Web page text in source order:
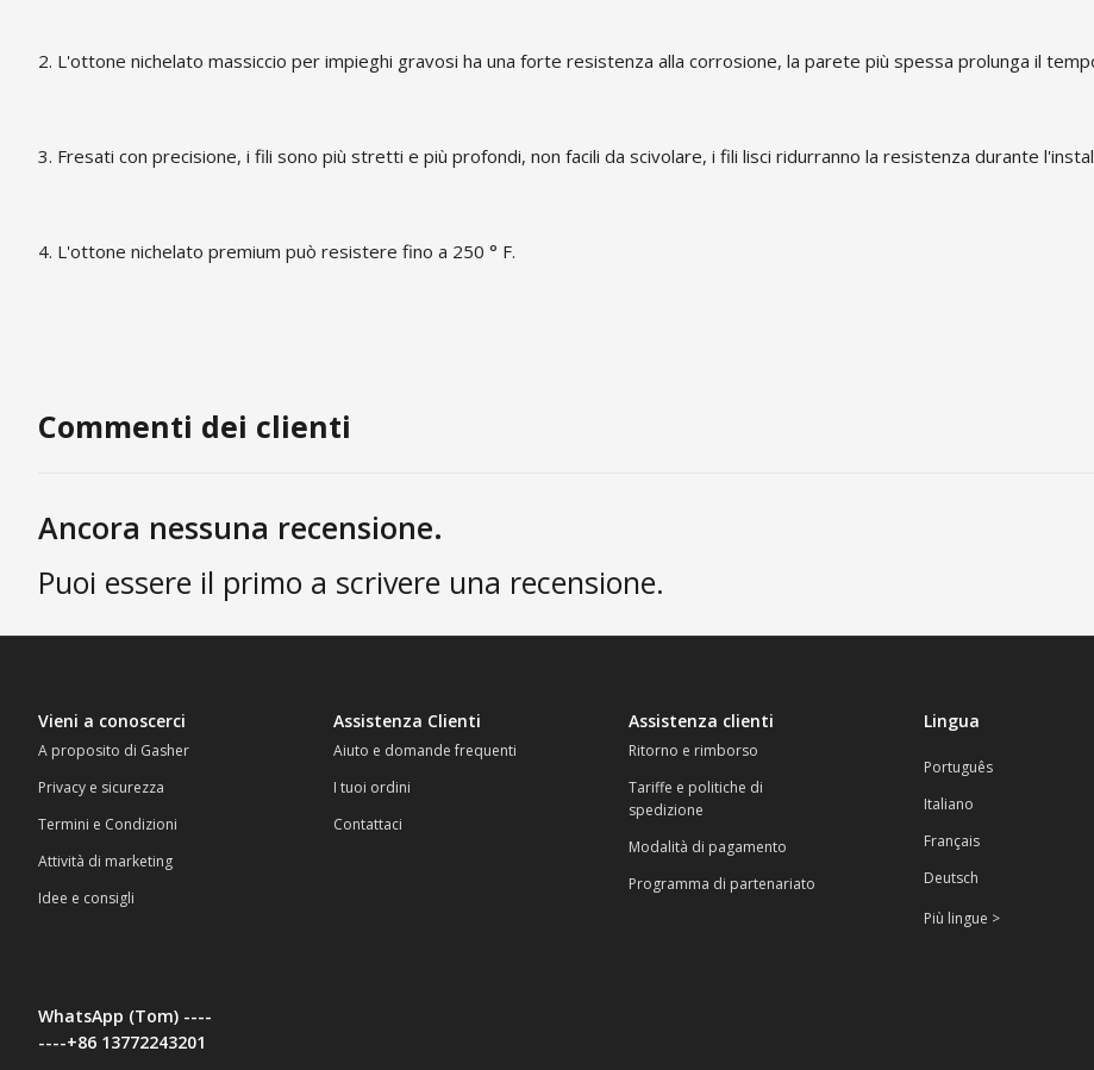
2. L'ottone nichelato massiccio per impieghi gravosi ha una forte resistenza alla corrosione, la parete più spessa prolunga il
3. Fresati con precisione, i fili sono più stretti e più profondi, non facili da scivolare, i fili lisci ridurranno la resistenza durante
4. L'ottone nichelato premium può resistere fino a 250 ° F.
Commenti dei clienti
Ancora nessuna recensione.
Puoi essere il primo a scrivere una recensione.
Vieni a conoscerci
A proposito di Gasher
Privacy e sicurezza
Termini e Condizioni
Attività di marketing
Idee e consigli
Assistenza Clienti
Aiuto e domande frequenti
I tuoi ordini
Contattaci
Assistenza clienti
Ritorno e rimborso
Tariffe e politiche di
spedizione
Modalità di pagamento
Programma di partenariato
Lingua
Português
Italiano
Français
Deutsch
Più lingue >
WhatsApp (Tom) ----
----+86 13772243201